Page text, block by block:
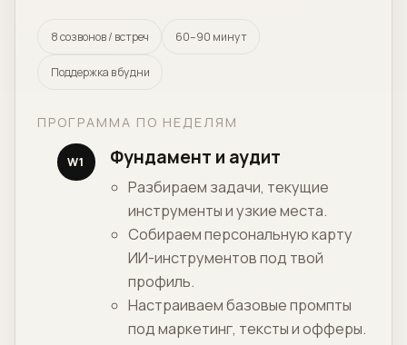
8 созвонов / встреч 60–90 минут
Поддержка в будни
ПРОГРАММА ПО НЕДЕЛЯМ
W1 Фундамент и аудит
Разбираем задачи, текущие
инструменты и узкие места.
Собираем персональную карту
ИИ-инструментов под твой
профиль.
Настраиваем базовые промпты
под маркетинг, тексты и офферы.